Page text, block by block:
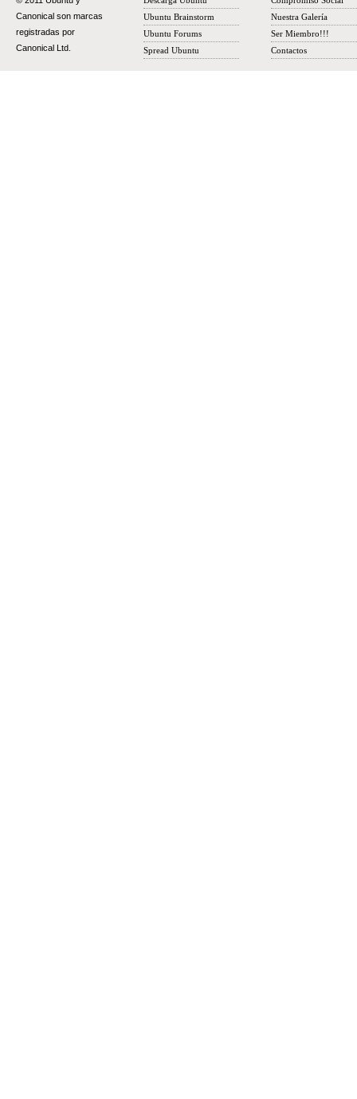
Canonical son marcas
registradas por
Canonical Ltd.
Ubuntu Brainstorm
Ubuntu Forums
Spread Ubuntu
Nuestra Galería
Ser Miembro!!!
Contactos